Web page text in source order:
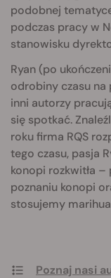
podobnej
podczas pracy w
stanowisku
Ryan (po
odrobiny czasu
inni autorzy
się spotkać.
roku firma RQS
tego czasu, pasja
konopi rozkwitła
poznaniu konopi
stosujemy
Poznaj nasi